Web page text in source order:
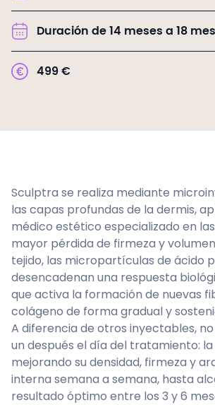
Duración de 14 meses a 18
499 €
Sculptra se realiza mediante
las capas profundas de la dermis,
médico estético especializado en
mayor pérdida de firmeza y
tejido, las micropartículas de ácido
desencadenan una respuesta
que activa la formación de nuevas
colágeno de forma gradual y
A diferencia de otros inyectables,
un después el día del tratamiento: la
mejorando su densidad, firmeza y
interna semana a semana, hasta
resultado óptimo entre los 3 y 6